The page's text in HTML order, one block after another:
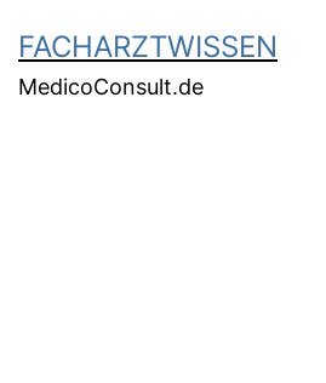
FACHARZTWISSEN
MedicoConsult.de